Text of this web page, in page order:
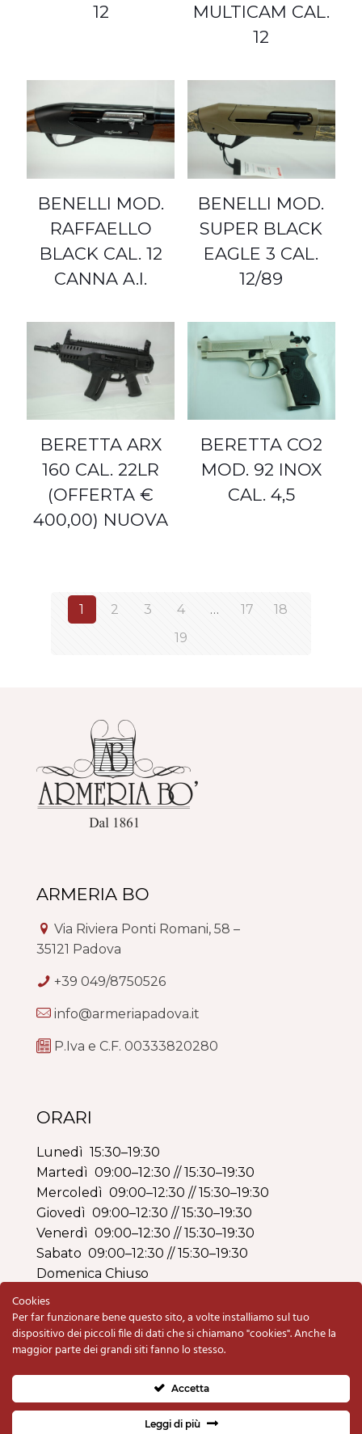
12
MULTICAM CAL.
12
BENELLI MOD.
RAFFAELLO
BLACK CAL. 12
CANNA A.I.
BENELLI MOD.
SUPER BLACK
EAGLE 3 CAL.
12/89
BERETTA ARX
160 CAL. 22LR
(OFFERTA €
400,00) NUOVA
BERETTA CO2
MOD. 92 INOX
CAL. 4,5
1 2 3 4 … 17
18
19
ARMERIA BO
Via Riviera Ponti Romani, 58 –
35121 Padova
+39 049/8750526
info@armeriapadova.it
P.Iva e C.F. 00333820280
ORARI
Lunedì 15:30–19:30
Martedì 09:00–12:30 // 15:30–19:30
Mercoledì 09:00–12:30 // 15:30–19:30
Giovedì 09:00–12:30 // 15:30–19:30
Venerdì 09:00–12:30 // 15:30–19:30
Sabato 09:00–12:30 // 15:30–19:30
Domenica Chiuso
Renzo & C. snc | P.IVA e C.F. 00333820280 |
Privacy PolicyeCookie Policy
Fatto con il
daStudio Quadra
Cookies
Per far funzionare bene questo sito, a volte installiamo sul tuo
dispositivo dei piccoli file di dati che si chiamano "cookies". Anche la
maggior parte dei grandi siti fanno lo stesso.
Accetta
Leggi di più